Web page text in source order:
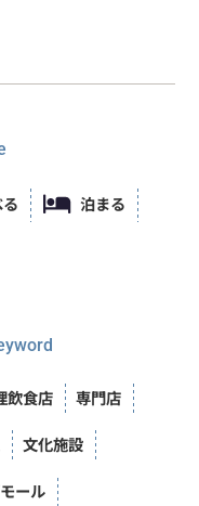
泊まる
飲食店 専門店
文化施設
ール